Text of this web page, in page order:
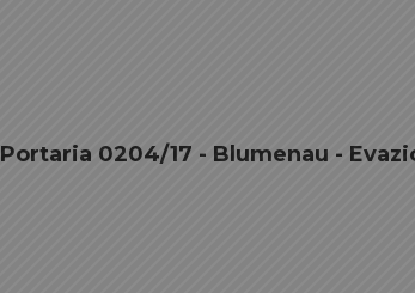
Portaria 0204/17 - Blumenau -